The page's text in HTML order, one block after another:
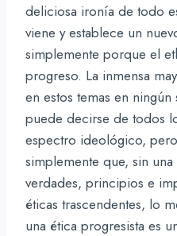
deliciosa ironía de todo
viene y establece un
simplemente porque el
progreso. La inmensa
en estos temas en
puede decirse de todos
espectro ideológico,
simplemente que, sin
verdades, principios e
éticas trascendentes, lo
una ética progresista es